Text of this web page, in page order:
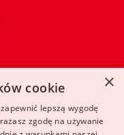
×
cookie
lepszą wygodę
zgodę na używanie